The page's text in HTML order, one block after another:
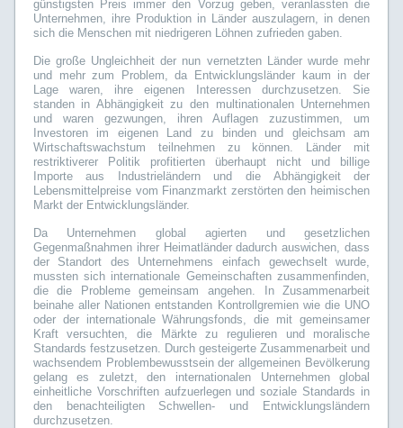
günstigsten Preis immer den Vorzug geben, veranlassten die
Unternehmen, ihre Produktion in Länder auszulagern, in denen
sich die Menschen mit niedrigeren Löhnen zufrieden gaben.
Die große Ungleichheit der nun vernetzten Länder wurde mehr
und mehr zum Problem, da Entwicklungsländer kaum in der
Lage waren, ihre eigenen Interessen durchzusetzen. Sie
standen in Abhängigkeit zu den multinationalen Unternehmen
und waren gezwungen, ihren Auflagen zuzustimmen, um
Investoren im eigenen Land zu binden und gleichsam am
Wirtschaftswachstum teilnehmen zu können. Länder mit
restriktiverer Politik profitierten überhaupt nicht und billige
Importe aus Industrieländern und die Abhängigkeit der
Lebensmittelpreise vom Finanzmarkt zerstörten den heimischen
Markt der Entwicklungsländer.
Da Unternehmen global agierten und gesetzlichen
Gegenmaßnahmen ihrer Heimatländer dadurch auswichen, dass
der Standort des Unternehmens einfach gewechselt wurde,
mussten sich internationale Gemeinschaften zusammenfinden,
die die Probleme gemeinsam angehen. In Zusammenarbeit
beinahe aller Nationen entstanden Kontrollgremien wie die UNO
oder der internationale Währungsfonds, die mit gemeinsamer
Kraft versuchten, die Märkte zu regulieren und moralische
Standards festzusetzen. Durch gesteigerte Zusammenarbeit und
wachsendem Problembewusstsein der allgemeinen Bevölkerung
gelang es zuletzt, den internationalen Unternehmen global
einheitliche Vorschriften aufzuerlegen und soziale Standards in
den benachteiligten Schwellen- und Entwicklungsländern
durchzusetzen.